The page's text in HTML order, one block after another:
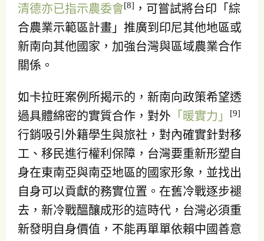
清德亦已指示農委會[8] ，可嘗試將台印「綜
合農業示範區計畫」推廣到印尼其他地區或
新南向其他國家，加強台灣與區域農業合作
關係。
如卡拉旺案例所揭示的，新南向政策希望透
過具體綿密的實質合作，對外 「暖實力」 [9]
行銷吸引外籍學生與旅社，對內確實針對移
工、移民進行權利保障，台灣要重新形塑自
身在東南亞與南亞地區的國家形象，並找出
自身可以貢獻的務實位置。在舊冷戰逐步褪
去，新冷戰醞釀成形的這時代，台灣必須重
新發明自身價值，不能再單單依賴中國善意